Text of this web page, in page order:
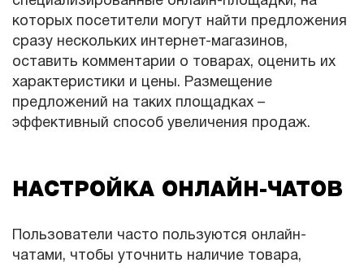
которых посетители могут найти предложения
сразу нескольких интернет-магазинов,
оставить комментарии о товарах, оценить их
характеристики и цены. Размещение
предложений на таких площадках –
эффективный способ увеличения продаж.
НАСТРОЙКА ОНЛАЙН-ЧАТОВ
Пользователи часто пользуются онлайн-
чатами, чтобы уточнить наличие товара,